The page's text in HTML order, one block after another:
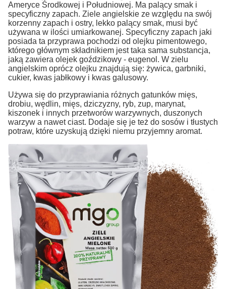
Ameryce Środkowej i Południowej. Ma palący smak i
specyficzny zapach. Ziele angielskie ze względu na swój
korzenny zapach i ostry, lekko palący smak, musi być
używana w ilości umiarkowanej. Specyficzny zapach jaki
posiada ta przyprawa pochodzi od olejku pimentowego,
którego głównym składnikiem jest taka sama substancja,
jaką zawiera olejek goździkowy - eugenol. W zielu
angielskim oprócz olejku znajdują się: żywica, garbniki,
cukier, kwas jabłkowy i kwas galusowy.
Używa się do przyprawiania różnych gatunków mięs,
drobiu, wędlin, mięs, dziczyzny, ryb, zup, marynat,
kiszonek i innych przetworów warzywnych, duszonych
warzyw a nawet ciast. Dodaje się je też do sosów i tłustych
potraw, które uzyskują dzięki niemu przyjemny aromat.